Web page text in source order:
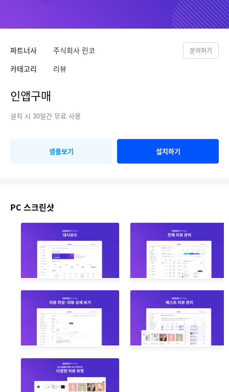
파트너사 주식회사 린코 문의하기
카테고리 리뷰
인앱구매
설치 시 30일간 무료 사용
샘플보기 설치하기
PC 스크린샷